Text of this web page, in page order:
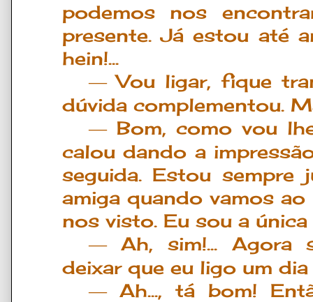
podemos nos
presente. Já estou até
hein!...
―Vou ligar, fique
dúvida complementou.
―Bom, como vou
calou dando a impressã
seguida. Estou
amiga quando vamos
nos visto. Eu sou a
―Ah, sim!... Agora
deixar que eu ligo um
―Ah..., tá bom! Ent